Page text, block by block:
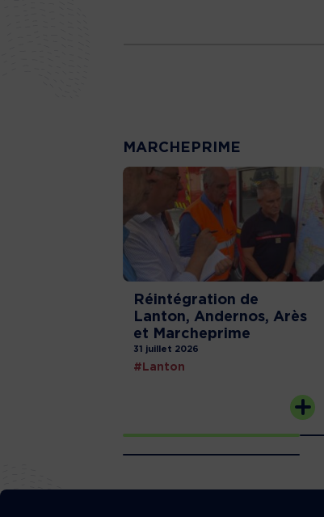
MARCHEPRIME
Réintégration de
Lanton, Andernos, Arès
et Marcheprime
31 juillet 2026
#Lanton